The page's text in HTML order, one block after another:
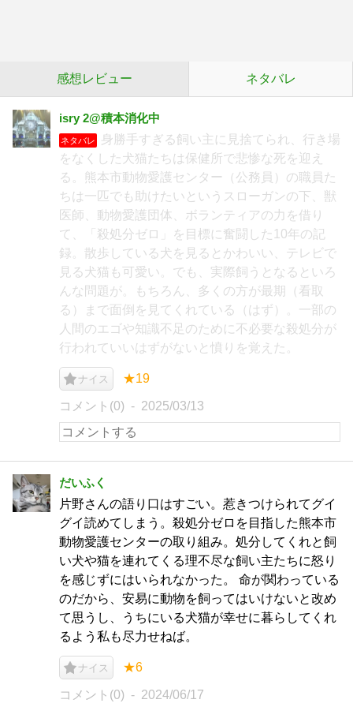
感想レビュー ネタバレ
isry 2@積本消化中
ネタバレ
身勝手すぎる飼い主に見捨てられ、行き場
をなくした犬猫たちは保健所で悲惨な死を迎え
る。熊本市動物愛護センター（公務員）の職員た
ちは一匹でも助けたいというスローガンの下、獣
医師、動物愛護団体、ボランティアの力を借り
て、「殺処分ゼロ」を目標に奮闘した10年の記
録。散歩している犬を見るとかわいい、テレビで
見る犬猫も可愛い。でも、実際飼うとなるといろ
んな問題が。もちろん、多くの方が最期（看取
る）まで面倒を見てくれている（はず）。一部の
人間のエゴや知識不足のために不必要な殺処分が
行われていいはずがないと憤りを覚えた。
ナイス ★19
コメント(0) 2025/03/13
だいふく
片野さんの語り口はすごい。惹きつけられてグイ
グイ読めてしまう。殺処分ゼロを目指した熊本市
動物愛護センターの取り組み。処分してくれと飼
い犬や猫を連れてくる理不尽な飼い主たちに怒り
を感じずにはいられなかった。 命が関わっている
のだから、安易に動物を飼ってはいけないと改め
て思うし、うちにいる犬猫が幸せに暮らしてくれ
るよう私も尽力せねば。
ナイス ★6
コメント(0) 2024/06/17